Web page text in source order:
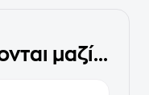
μαζί...